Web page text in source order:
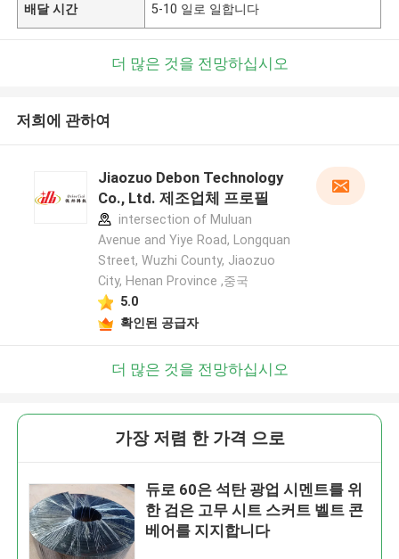
배달 시간 5-10 일로 일합니다
더 많은 것을 전망하십시오
저희에 관하여
Jiaozuo Debon Technology
Co., Ltd. 제조업체 프로필
intersection of Muluan
Avenue and Yiye Road, Longquan
Street, Wuzhi County, Jiaozuo
City, Henan Province ,중국
5.0
확인된 공급자
더 많은 것을 전망하십시오
가장 저렴 한 가격 으로
듀로 60은 석탄 광업 시멘트를 위
한 검은 고무 시트 스커트 벨트 콘
베어를 지지합니다